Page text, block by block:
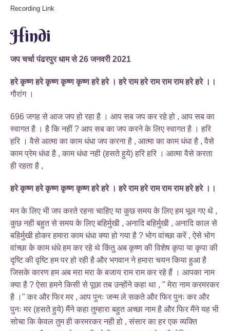
Recording Link
Hindi
जप चर्चा पंढरपुर धाम से 26 जनवरी 2021
हरे कृष्ण हरे कृष्ण कृष्ण कृष्ण हरे हरे । हरे राम हरे राम राम राम हरे हरे ।।
गौरांग ।
696 जगह से आज जप हो रहा है । आप सब जप कर रहे हो , आप सब का
स्वागत है । है कि नहीं ? आप सब का जप करने के लिए स्वागत है । हरि
हरि । वैसे आत्मा का काम धंधा जप करना है , आत्मा का काम धंधा है , वैसे
काम प्रेम धंधा है , काम धंधा नही (हसते हुये) हरि हरि । आत्मा वैसे करता
ही रहता है ,
हरे कृष्ण हरे कृष्ण कृष्ण कृष्ण हरे हरे । हरे राम हरे राम राम राम हरे हरे ।।
मन के लिए भी जप करते रहना चाहिए या कुछ समय के लिए हम भूल गए थे ,
कुछ नही बहुत से समय के लिए बहिर्मुखी , अनादि बहिर्मुखी , अनादि काल से
बहिर्मुखी होकर हमारा काम धंधा क्या हो गया है ? भोग वांच्छा करें , ऐसे भोग
वांच्छा के काम धंधे हम कर रहे थे किंतु अब कृष्ण की विशेष कृपा या कृपा की
दृष्टि की वृष्टि हम पर हो रही है और भगवान ने हमारा चयन किया हुआ है
जिसके कारण हम अब मरा मरा के बजाय राम राम कर रहे हैं । आपका नाम
क्या है ? ऐसा हमने किसी से पूछा तब उन्होंने कहा था , " मेरा नाम करमरकर
है ।" कर और फिर मर , आप पुनः जन्म ले सकते और फिर पुनः कर और
पुनः मर (हसते हुये) मैंने कहा तुम्हारा बहुत अच्छा नाम है और फिर मैंने यह भी
सोचा कि केवल तुम ही करमरकर नही हो , संसार का हर एक व्यक्ति